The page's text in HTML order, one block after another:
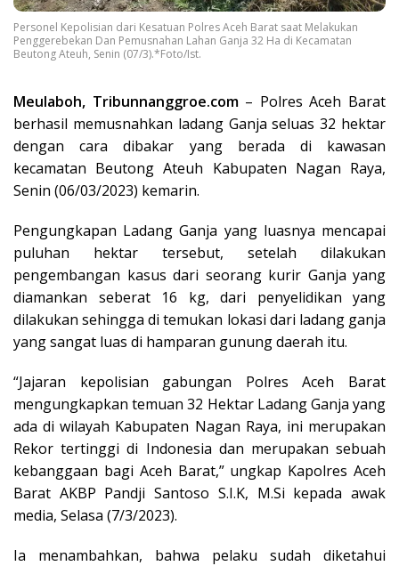
Personel Kepolisian dari Kesatuan Polres Aceh Barat saat Melakukan
Penggerebekan Dan Pemusnahan Lahan Ganja 32 Ha di Kecamatan
Beutong Ateuh, Senin (07/3).*Foto/Ist.
Meulaboh, Tribunnanggroe.com– Polres Aceh Barat
berhasil memusnahkan ladang Ganja seluas 32 hektar
dengan cara dibakar yang berada di kawasan
kecamatan Beutong Ateuh Kabupaten Nagan Raya,
Senin (06/03/2023) kemarin.
Pengungkapan Ladang Ganja yang luasnya mencapai
puluhan hektar tersebut, setelah dilakukan
pengembangan kasus dari seorang kurir Ganja yang
diamankan seberat 16 kg, dari penyelidikan yang
dilakukan sehingga di temukan lokasi dari ladang ganja
yang sangat luas di hamparan gunung daerah itu.
“Jajaran kepolisian gabungan Polres Aceh Barat
mengungkapkan temuan 32 Hektar Ladang Ganja yang
ada di wilayah Kabupaten Nagan Raya, ini merupakan
Rekor tertinggi di Indonesia dan merupakan sebuah
kebanggaan bagi Aceh Barat,” ungkap Kapolres Aceh
Barat AKBP Pandji Santoso S.I.K, M.Si kepada awak
media, Selasa (7/3/2023).
Ia menambahkan, bahwa pelaku sudah diketahui